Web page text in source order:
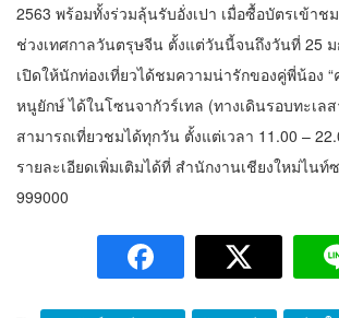
2563 พร้อมทั้งร่วมลุ้นรับอั่งเปา เมื่อซื้อบัตรเข้าช
ช่วงเทศกาลวันตรุษจีน ตั้งแต่วันนี้จนถึงวันที่ 25
เปิดให้นักท่องเที่ยวได้ชมความน่ารักของคู่พี่น้อง “
หนูยักษ์ ได้ในโซนจากัวร์เทล (ทางเดินรอบทะเล
สามารถเที่ยวชมได้ทุกวัน ตั้งแต่เวลา 11.00 –
รายละเอียดเพิ่มเติมได้ที่ สำนักงานเชียงใหม่ไนท์
999000